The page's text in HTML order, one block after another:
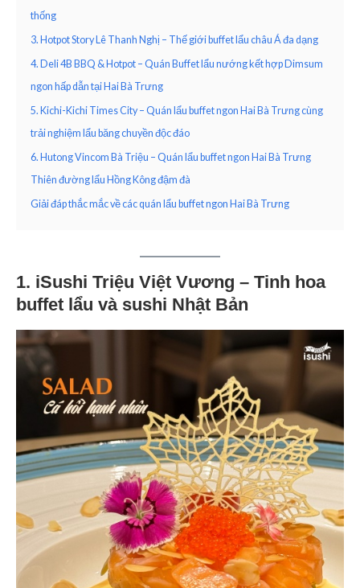
thống
3. Hotpot Story Lê Thanh Nghị – Thế giới buffet lẩu châu Á đa dạng
4. Deli 4B BBQ & Hotpot – Quán Buffet lẩu nướng kết hợp Dimsum
ngon hấp dẫn tại Hai Bà Trưng
5. Kichi-Kichi Times City – Quán lẩu buffet ngon Hai Bà Trưng cùng
trải nghiệm lẩu băng chuyền độc đáo
6. Hutong Vincom Bà Triệu – Quán lẩu buffet ngon Hai Bà Trưng
Thiên đường lẩu Hồng Kông đậm đà
Giải đáp thắc mắc về các quán lẩu buffet ngon Hai Bà Trưng
1. iSushi Triệu Việt Vương – Tinh hoa
buffet lẩu và sushi Nhật Bản